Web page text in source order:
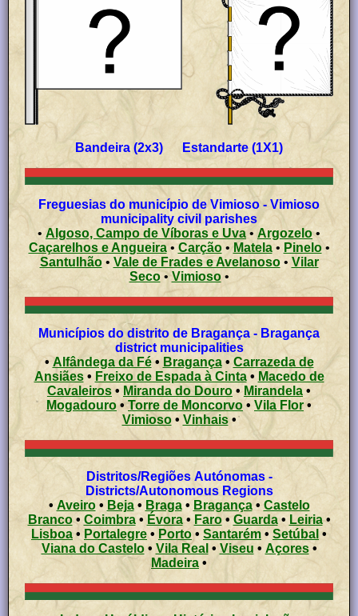
Bandeira (2x3) Estandarte (1X1)
Freguesias do município de Vimioso - Vimioso
municipality civil parishes
• Algoso, Campo de Víboras e Uva • Argozelo•
Caçarelhos e Angueira• Carção•Matela• Pinelo•
Santulhão• Vale de Frades e Avelanoso • Vilar
Seco•Vimioso•
Municípios do distrito de Bragança - Bragança
district municipalities
•Alfândega da Fé• Bragança• Carrazeda de
Ansiães• Freixo de Espada à Cinta• Macedo de
Cavaleiros • Miranda do Douro • Mirandela •
Mogadouro•Torre de Moncorvo • Vila Flor •
Vimioso• Vinhais•
Distritos/Regiões Autónomas -
Districts/Autonomous Regions
•Aveiro• Beja• Braga• Bragança• Castelo
Branco• Coimbra• Évora• Faro•Guarda• Leiria•
Lisboa •Portalegre • Porto • Santarém • Setúbal •
Viana do Castelo• Vila Real • Viseu • Açores •
Madeira •